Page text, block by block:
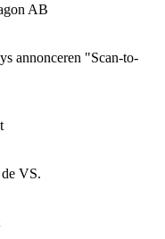
AB
annonceren "Scan-to-
VS.